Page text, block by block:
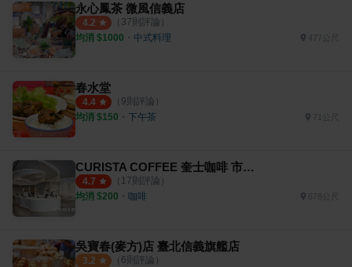
永心鳳茶 微風信義店
4.2 （ 37則評論）
均消 $1000 ・ 中式料理 477公尺
春水堂
4.4 （ 9則評論）
均消 $150 ・ 下午茶
CURISTA COFFEE 奎士咖啡 市府旗艦店
4.7 （ 17則評論）
均消 $200 ・ 咖啡
吳寶春(麥方)店 臺北信義旗艦店
3.2 （ 6則評論）